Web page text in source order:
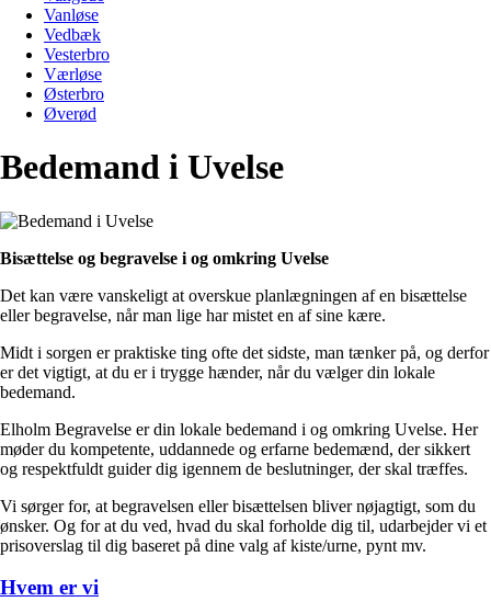
Vanløse
Vedbæk
Vesterbro
Værløse
Østerbro
Øverød
Bedemand i Uvelse
Bisættelse og begravelse i og omkring Uvelse
Det kan være vanskeligt at overskue planlægningen af en bisættelse
eller begravelse, når man lige har mistet en af sine kære.
Midt i sorgen er praktiske ting ofte det sidste, man tænker på, og derfor
er det vigtigt, at du er i trygge hænder, når du vælger din lokale
bedemand.
Elholm Begravelse er din lokale bedemand i og omkring Uvelse. Her
møder du kompetente, uddannede og erfarne bedemænd, der sikkert
og respektfuldt guider dig igennem de beslutninger, der skal træffes.
Vi sørger for, at begravelsen eller bisættelsen bliver nøjagtigt, som du
ønsker. Og for at du ved, hvad du skal forholde dig til, udarbejder vi et
prisoverslag til dig baseret på dine valg af kiste/urne, pynt mv.
Hvem er vi